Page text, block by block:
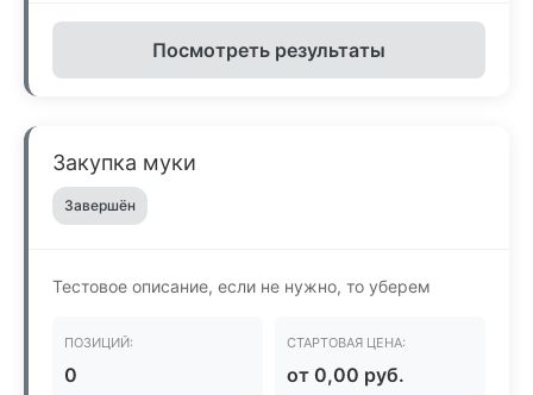
Посмотреть результаты
Закупка муки
Завершён
Тестовое описание, если не нужно, то уберем
ПОЗИЦИЙ:
0
СТАРТОВАЯ ЦЕНА:
от 0,00 руб.